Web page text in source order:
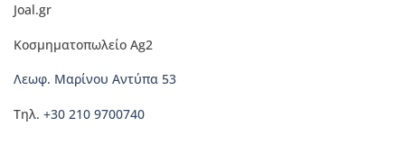
επιλεγούν
σελίδα
προϊόντος
Joal.gr
Κοσμηματοπωλείο Ag2
Λεωφ. Μαρίνου Αντύπα 53
Τηλ. +30 210 9700740